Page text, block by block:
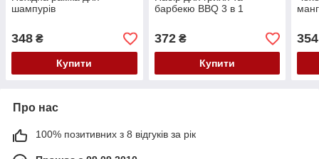
шампурів
348 ₴
Купити
барбекю BBQ 3 в 1
372₴
Купити
354
Про нас
100% позитивних з 8 відгуків за рік